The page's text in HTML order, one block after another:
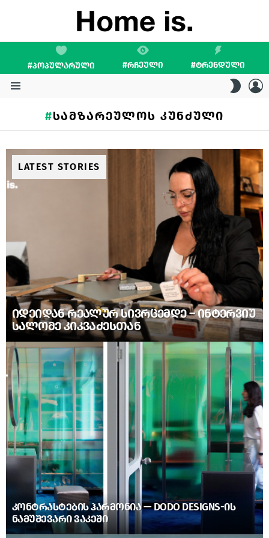
#ᲞᲝᲞᲣᲚᲐᲠᲣᲚᲘ #ᲠᲩᲔᲣᲚᲘ #ᲢᲠᲔᲜᲓᲣᲚᲘ
SKIN
ᲡᲐᲛᲖᲐᲠᲔᲣᲚᲝᲡ ᲙᲣᲜᲫᲣᲚᲘ
LATEST STORIES
ᲘᲓᲔᲘᲓᲐᲜ ᲠᲔᲐᲚᲣᲠ ᲡᲘᲕᲠᲪᲔᲛᲓᲔ – ᲘᲜᲢᲔᲠᲕᲘᲣ
ᲡᲐᲚᲝᲛᲔ ᲙᲘᲙᲕᲐᲫᲔᲡᲗᲐᲜ
ᲙᲝᲜᲢᲠᲐᲡᲢᲔᲑᲘᲡ ᲰᲐᲠᲛᲝᲜᲘᲐ — DODO DESIGNS-ᲘᲡ
ᲜᲐᲛᲣᲨᲔᲕᲐᲠᲘ ᲕᲐᲙᲔᲨᲘ